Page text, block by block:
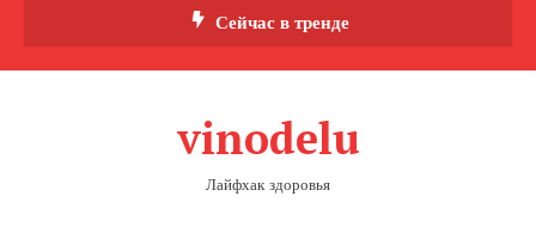
Сейчас в тренде
vinodelu
Лайфхак здоровья